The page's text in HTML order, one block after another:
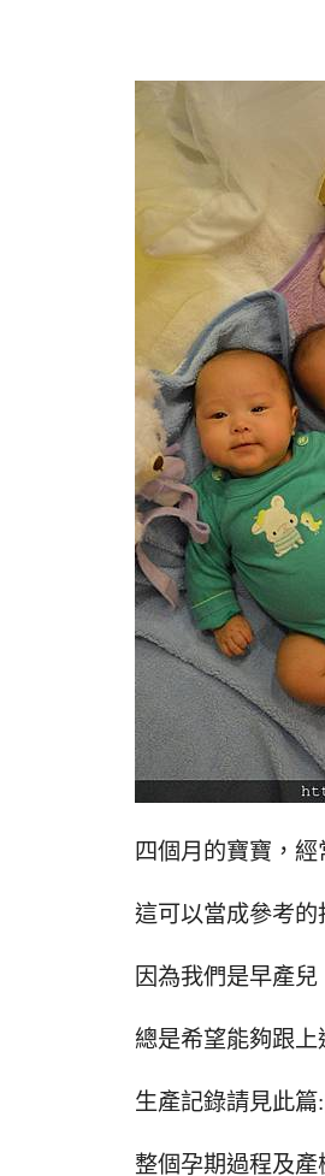
四個月的寶寶，經
這可以當成參考的
因為我們是早產
總是希望能夠跟上
生產記錄請見此篇:
整個孕期過程及產